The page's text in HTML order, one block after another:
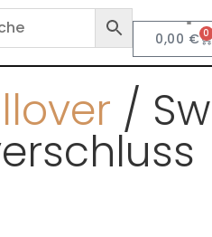
0,00 € 0
/